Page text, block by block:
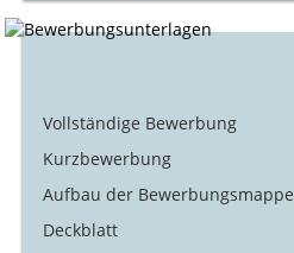
Vollständige Bewerbung
Kurzbewerbung
Aufbau der Bewerbungsmappe
Deckblatt